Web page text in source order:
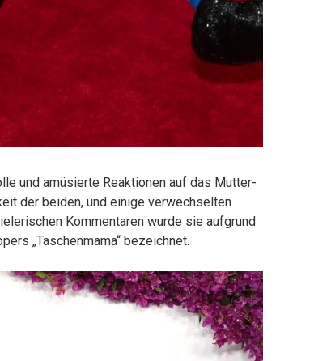
und amüsierte Reaktionen auf das Mutter-
der beiden, und einige verwechselten
Kommentaren wurde sie aufgrund
„Taschenmama“ bezeichnet.